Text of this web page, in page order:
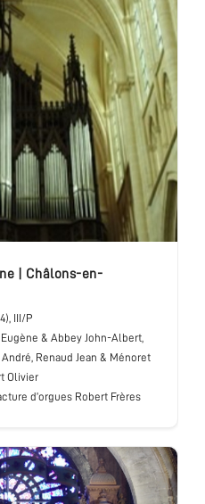
Châlons-en-
III/P
& Abbey John-Albert,
Renaud Jean & Ménoret
Olivier
d’orgues Robert Frères